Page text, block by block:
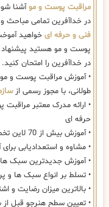
مراقبت پوست و موآشنا
در خداآفرین تمامی مباحث
فنی و حرفه ای خواهید
پوست و مو هستید
در خداآفرین را امتحان کنید.
• آموزش مراقبت پوست و مو
طولانی، با مجوز رسمی از
• ارائه مدرک معتبر
حرفه ای
• آموزش بیش از 70 لاین تخصصی از مبتدی تا فوق پیشرفته
• مشاوه و استعدادیابی
• آموزش جدیدترین سبک
• تسلط بر انواع سبک ها و
• بالاترین میزان رضایت و
• تعیین سطح هنرجو قبل